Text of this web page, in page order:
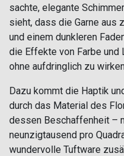
sachte, elegante
sieht, dass die Garne aus
und einem dunkleren
die Effekte von Farbe
ohne aufdringlich zu
Dazu kommt die Haptik
durch das Material des
dessen Beschaffenheit –
neunzigtausend pro
wundervolle Tuftware